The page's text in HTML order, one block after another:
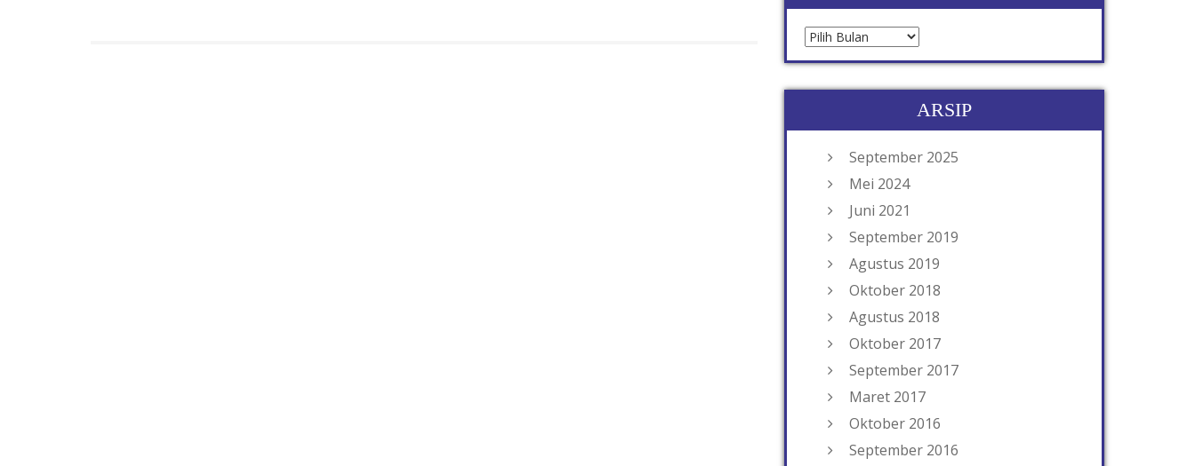
ARSIP
September 2025
Mei 2024
Juni 2021
September 2019
Agustus 2019
Oktober 2018
Agustus 2018
Oktober 2017
September 2017
Maret 2017
Oktober 2016
September 2016